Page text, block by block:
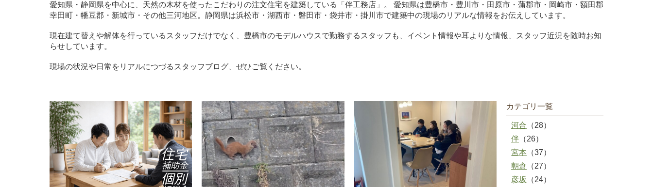
愛知県・静岡県を中心に、天然の木材を使ったこだわりの注文住宅を建築している「伴工務店」。 愛知県は豊橋市・豊川市・田原市・蒲郡市・岡崎市・額田郡
幸田町・幡豆郡・新城市・その他三河地区。静岡県は浜松市・湖西市・磐田市・袋井市・掛川市で建築中の現場のリアルな情報をお伝えしています。
現在建て替えや解体を行っているスタッフだけでなく、豊橋市のモデルハウスで勤務するスタッフも、イベント情報や耳よりな情報、スタッフ近況を随時お知
らせしています。
現場の状況や日常をリアルにつづるスタッフブログ、ぜひご覧ください。
カテゴリ一覧
河合 （28）
伴 （26）
宮本 （37）
朝倉 （27）
彦坂
（24）